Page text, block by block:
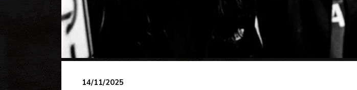
14/11/2025